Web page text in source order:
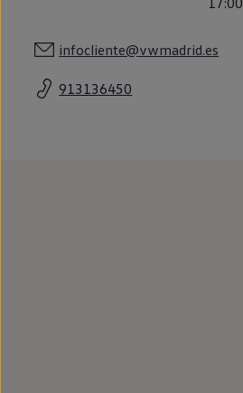
Llantas y neumáticos
Accesorios y merchandising
Seguridad
Entretenimiento
infocliente@vwmadrid.es
913136450